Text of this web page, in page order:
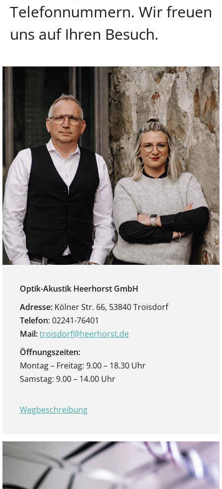
Telefonnummern. Wir freuen
uns auf Ihren Besuch.
Optik-Akustik Heerhorst GmbH
Adresse: Kölner Str. 66, 53840 Troisdorf
Telefon: 02241-76401
Mail:troisdorf@heerhorst.de
Öffnungszeiten:
Montag – Freitag: 9.00 – 18.30 Uhr
Samstag: 9.00 – 14.00 Uhr
Wegbeschreibung